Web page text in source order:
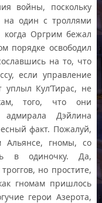
войны, поскольку
на один с троллями
Оргрим бежал
порядке освободил
на то, что
если управление
уплыл Кул’Тирас, не
того, что они
Дэйлина
факт. Пожалуй,
Альянсе, гномы, со
в одиночку. Да,
но простите,
гномам пришлось
герои Азерота,